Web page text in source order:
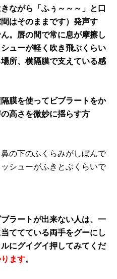
ながら「ふぅ～～～」と口
はそのままです）発声す
。唇の間で常に息が摩擦し
ューが軽く吹き飛ぶくらい
所、横隔膜で支えている感
膜を使ってビブラートをか
高さを微妙に揺らす方
の下のふくらみがしぼんで
シューがふきとぶくらいで
ラートが出来ない人は、一
ててている両手をグーにし
にグイグイ押してみてくだ
ます。